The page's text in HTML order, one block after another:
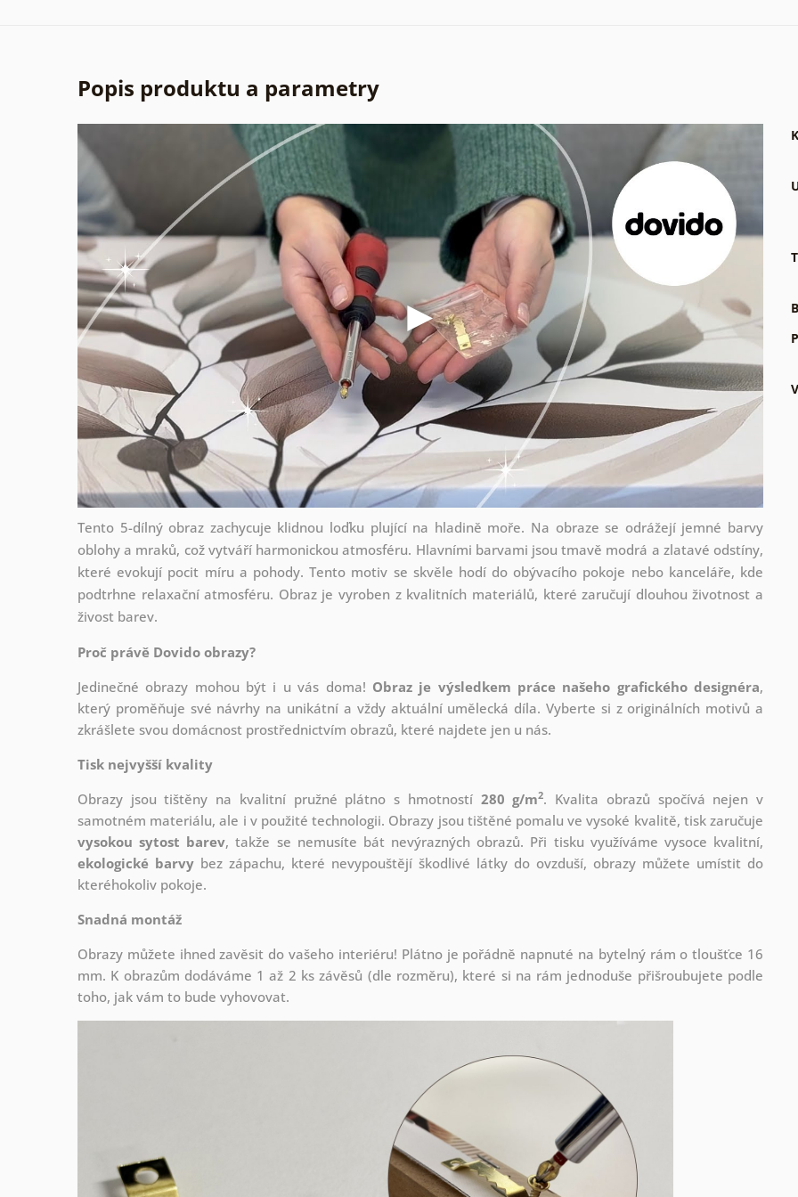
Popis produktu a parametry
Tento 5-dílný obraz zachycuje klidnou loďku plující na hladině moře. Na obraze se odrážejí jemné barvy
oblohy a mraků, což vytváří harmonickou atmosféru. Hlavními barvami jsou tmavě modrá a zlatavé odstíny,
které evokují pocit míru a pohody. Tento motiv se skvěle hodí do obývacího pokoje nebo kanceláře, kde
podtrhne relaxační atmosféru. Obraz je vyroben z kvalitních materiálů, které zaručují dlouhou životnost a
živost barev.
Proč právě Dovido obrazy?
Jedinečné obrazy mohou být i u vás doma! Obraz je výsledkem práce našeho grafického designéra,
který proměňuje své návrhy na unikátní a vždy aktuální umělecká díla. Vyberte si z originálních motivů a
zkrášlete svou domácnost prostřednictvím obrazů, které najdete jen u nás.
Tisk nejvyšší kvality
Obrazy jsou tištěny na kvalitní pružné plátno s hmotností 280 g/m2. Kvalita obrazů spočívá nejen v
samotném materiálu, ale i v použité technologii. Obrazy jsou tištěné pomalu ve vysoké kvalitě, tisk zaručuje
vysokou sytost barev, takže se nemusíte bát nevýrazných obrazů. Při tisku využíváme vysoce kvalitní,
ekologické barvy bez zápachu, které nevypouštějí škodlivé látky do ovzduší, obrazy můžete umístit do
kteréhokoliv pokoje.
Snadná montáž
Obrazy můžete ihned zavěsit do vašeho interiéru! Plátno je pořádně napnuté na bytelný rám o tloušťce 16
mm. K obrazům dodáváme 1 až 2 ks závěsů (dle rozměru), které si na rám jednoduše přišroubujete podle
toho, jak vám to bude vyhovovat.